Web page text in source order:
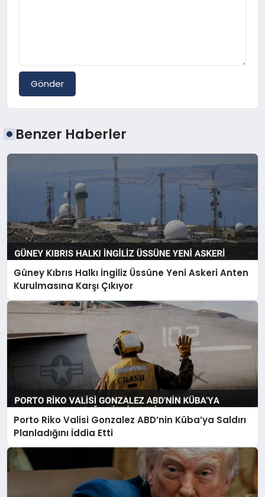
Gönder
Benzer Haberler
Güney Kıbrıs Halkı İngiliz Üssüne Yeni Askeri Anten
Kurulmasına Karşı Çıkıyor
Porto Riko Valisi Gonzalez ABD’nin Küba’ya Saldırı
Planladığını İddia Etti